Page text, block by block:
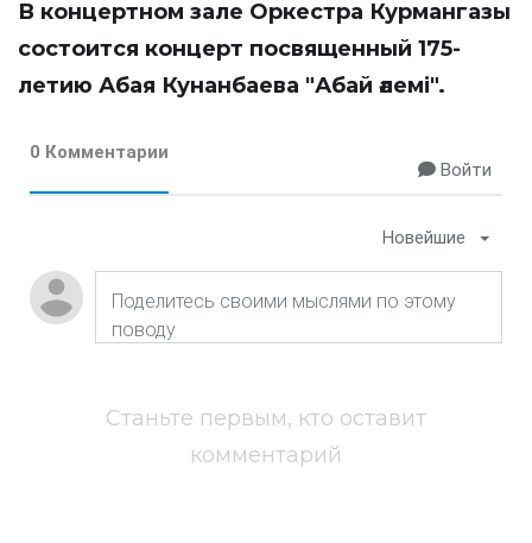
В концертном зале Оркестра Курмангазы
состоится концерт посвященный 175-
летию Абая Кунанбаева "Абай әлемі".
0 Комментарии
Войти
Новейшие
Станьте первым, кто оставит
комментарий